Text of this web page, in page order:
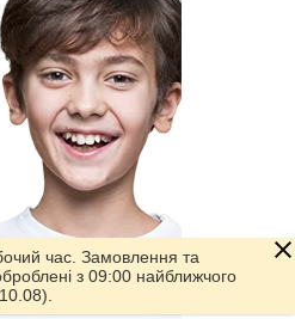
час. Замовлення та
з 09:00 найближчого